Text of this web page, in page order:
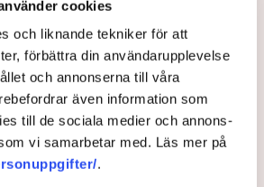
cookies
och liknande tekniker för att
förbättra din användarupplevelse
och annonserna till våra
även information som
till de sociala medier och annons-
vi samarbetar med. Läs mer på
.
kritiken om brist
aktivistaktionerna vid
”Det har gjorts
avlägsnanden och
Anna-Lena Mann,